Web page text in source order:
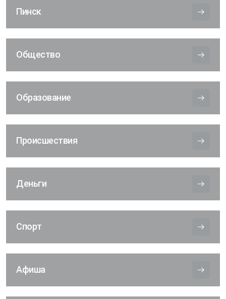
Пинск
Общество
Образование
Происшествия
Деньги
Спорт
Афиша